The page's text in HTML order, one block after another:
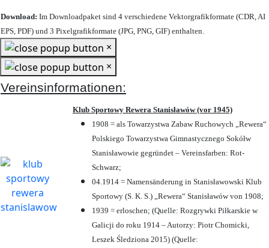
Download: Im Downloadpaket sind 4 verschiedene Vektorgrafikformate (CDR, AI
EPS, PDF) und 3 Pixelgrafikformate (JPG, PNG, GIF) enthalten.
×
×
Vereinsinformationen:
Klub Sportowy Rewera Stanisławów (vor 1945)
1908 = als Towarzystwa Zabaw Ruchowych „Rewera“
Polskiego Towarzystwa Gimnastycznego Sokółw
Stanisławowie gegründet – Vereinsfarben: Rot-
Schwarz;
04.1914 = Namensänderung in Stanisławowski Klub
Sportowy (S. K. S.) „Rewera“ Stanisławów von 1908;
1939 = erloschen; (Quelle: Rozgrywki Piłkarskie w
Galicji do roku 1914 – Autorzy: Piotr Chomicki,
Leszek Śledziona 2015) (Quelle: